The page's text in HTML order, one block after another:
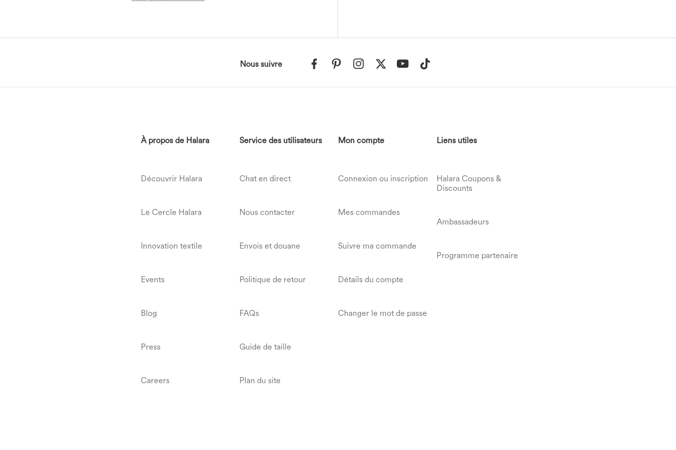
Nous suivre
À propos de Halara
Découvrir Halara
Le Cercle Halara
Innovation textile
Events
Blog
Press
Careers
Service des utilisateurs
Chat en direct
Nous contacter
Envois et douane
Politique de retour
FAQs
Guide de taille
Plan du site
Mon compte
Connexion ou inscription
Mes commandes
Suivre ma commande
Détails du compte
Changer le mot de passe
Liens utiles
Halara Coupons &
Discounts
Ambassadeurs
Programme partenaire